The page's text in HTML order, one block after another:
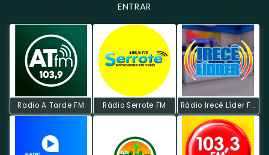
ENTRAR
Radio A Tarde FM Rádio Serrote FM Rádio Irecê Líder FM